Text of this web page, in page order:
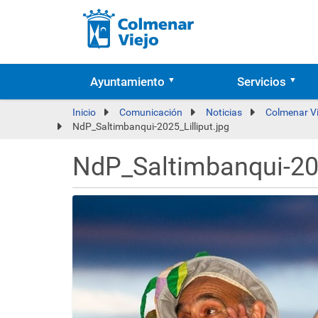
Ayuntamiento Servicios
Inicio Comunicación Noticias
Colmenar
NdP_Saltimbanqui-2025_Lilliput.jpg
NdP_Saltimbanqui-